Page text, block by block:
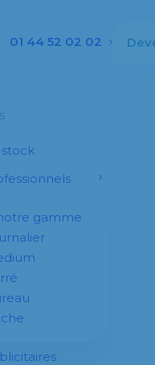
01 44 52 02 02
gamme